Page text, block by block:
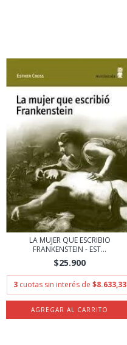
LA MUJER QUE ESCRIBIO
FRANKENSTEIN - EST...
$25.900
3 cuotas sin interés de $8.633,33